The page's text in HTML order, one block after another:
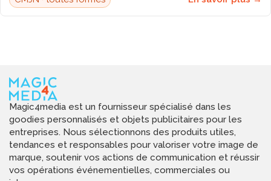
Magic4media est un fournisseur spécialisé dans les
goodies personnalisés et objets publicitaires pour les
entreprises. Nous sélectionnons des produits utiles,
tendances et responsables pour valoriser votre image de
marque, soutenir vos actions de communication et réussir
vos opérations événementielles, commerciales ou